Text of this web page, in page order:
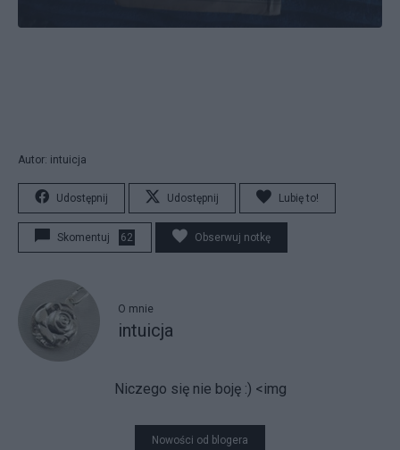
Autor: intuicja
Udostępnij Udostępnij Lubię to!
Skomentuj 62 Obserwuj notkę
O mnie
intuicja
Niczego się nie boję :) <img
Nowości od blogera